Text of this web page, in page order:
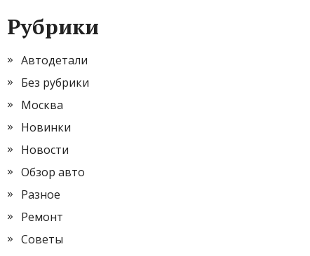
Рубрики
Автодетали
Без рубрики
Москва
Новинки
Новости
Обзор авто
Разное
Ремонт
Советы